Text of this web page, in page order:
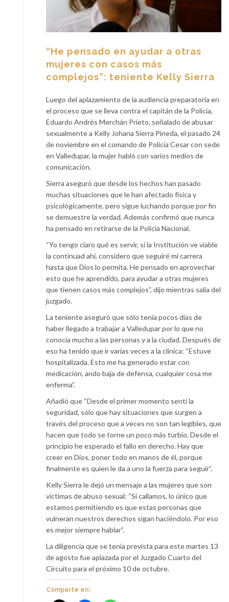
“He pensado en ayudar a otras
mujeres con casos más
complejos”: teniente Kelly Sierra
Luego del aplazamiento de la audiencia preparatoria en
el proceso que se lleva contra el capitán de la Policía,
Eduardo Andrés Merchán Prieto, señalado de abusar
sexualmente a Kelly Johana Sierra Pineda, el pasado 24
de noviembre en el comando de Policía Cesar con sede
en Valledupar, la mujer habló con varios medios de
comunicación.
Sierra aseguró que desde los hechos han pasado
muchas situaciones que le han afectado física y
psicológicamente, pero sigue luchando porque por fin
se demuestre la verdad. Además confirmó que nunca
ha pensado en retirarse de la Policía Nacional.
“Yo tengo claro qué es servir, sí la Institución ve viable
la continuad ahí, considero que seguiré mi carrera
hasta que Dios lo permita. He pensado en aprovechar
esto que he aprendido, para ayudar a otras mujeres
que tienen casos más complejos”, dijo mientras salía del
juzgado.
La teniente aseguró que sólo tenía pocos días de
haber llegado a trabajar a Valledupar por lo que no
conocía mucho a las personas y a la ciudad. Después de
eso ha tenido que ir varias veces a la clínica: “Estuve
hospitalizada. Esto me ha generado estar con
medicación, ando baja de defensa, cualquier cosa me
enferma”.
Añadió que “Desde el primer momento sentí la
seguridad, sólo que hay situaciones que surgen a
través del proceso que a veces no son tan legibles, que
hacen que todo se torne un poco más turbio. Desde el
principio he esperado el fallo en derecho. Hay que
creer en Dios, poner todo en manos de él, porque
finalmente es quien le da a uno la fuerza para seguir”.
Kelly Sierra le dejó un mensaje a las mujeres que son
víctimas de abuso sexual: “Si callamos, lo único que
estamos permitiendo es que estas personas que
vulneran nuestros derechos sigan haciéndolo. Por eso
es mejor siempre hablar”.
La diligencia que se tenía prevista para este martes 13
de agosto fue aplazada por el Juzgado Cuarto del
Circuito para el próximo 10 de octubre.
Comparte en: